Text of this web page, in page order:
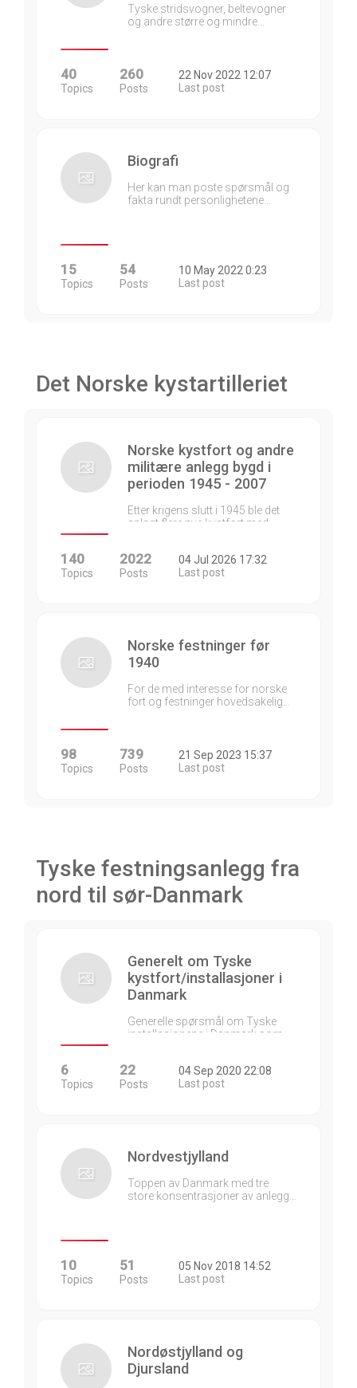
Tyske stridsvogner, beltevogner
og andre større og mindre…
40
Topics
260
Posts
22 Nov 2022 12:07
Last post
Biografi
Her kan man poste spørsmål og
fakta rundt personlighetene…
15
Topics
54
Posts
10 May 2022 0:23
Last post
Det Norske kystartilleriet
Norske kystfort og andre
militære anlegg bygd i
perioden 1945 - 2007
Etter krigens slutt i 1945 ble det
anlagt flere nye kystfort med…
140
Topics
2022
Posts
04 Jul 2026 17:32
Last post
Norske festninger før
1940
For de med interesse for norske
fort og festninger hovedsakelig…
98
Topics
739
Posts
21 Sep 2023 15:37
Last post
Tyske festningsanlegg fra
nord til sør-Danmark
Generelt om Tyske
kystfort/installasjoner i
Danmark
Generelle spørsmål om Tyske
installasjonene i Danmark som…
6
Topics
22
Posts
04 Sep 2020 22:08
Last post
Nordvestjylland
Toppen av Danmark med tre
store konsentrasjoner av anlegg…
10
Topics
51
Posts
05 Nov 2018 14:52
Last post
Nordøstjylland og
Djursland